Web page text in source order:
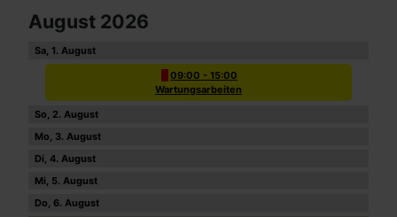
August 2026
1
09:00 - 15:00
Wartungsarbeiten
2
3
4
5
6